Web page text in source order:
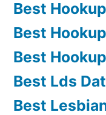
Best
Best
Best
Best Lds
Best